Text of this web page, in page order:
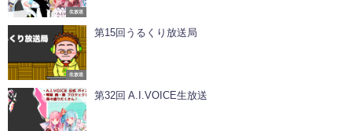
生放送
生放送
第15回うるくり放送局
第32回 A.I.VOICE生放送